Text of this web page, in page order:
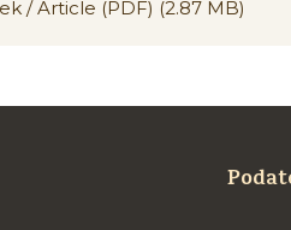
/ Article (PDF) (2.87 MB)